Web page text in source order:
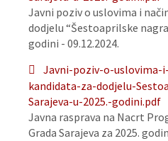
Javni poziv o uslovima i
dodjelu “Šestoaprilske
godini - 09.12.2024.
Javni-poziv-o-uslovima-
kandidata-za-dodjelu-
Sarajeva-u-2025.-godini.pdf
Javna rasprava na Nacrt
Grada Sarajeva za 2025.